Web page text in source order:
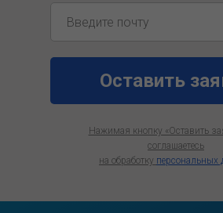
Оставить
Нажимая кнопку «Оставить
соглашаетесь
на обработку персональных